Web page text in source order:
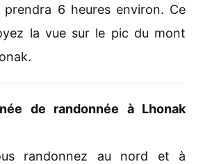
6 heures environ. Ce
la vue sur le pic du mont
de randonnée à Lhonak
randonnez au nord et à